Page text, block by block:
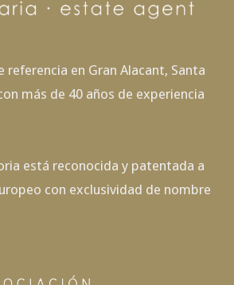
referencia en Gran Alacant, Santa
más de 40 años de experiencia
está reconocida y patentada a
con exclusividad de nombre